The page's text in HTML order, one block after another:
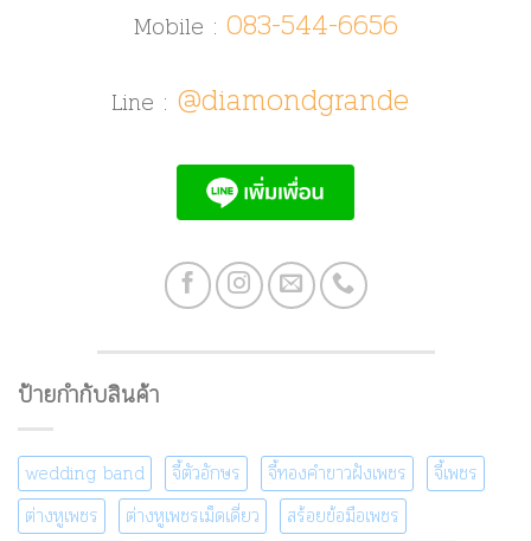
Mobile : 083-544-6656
Line : @diamondgrande
ป้ายกำกับสินค้า
wedding band จี้ตัวอักษร จี้ทองคำขาวฝังเพชร
จี้เพชร
ต่างหูเพชร
ต่างหูเพชรเม็ดเดี่ยว
สร้อยข้อมือเพชร